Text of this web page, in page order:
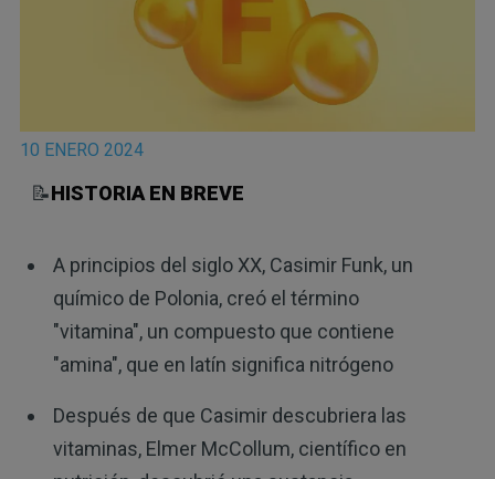
10 ENERO 2024
📝HISTORIA EN BREVE
A principios del siglo XX, Casimir Funk, un
químico de Polonia, creó el término
"vitamina", un compuesto que contiene
"amina", que en latín significa nitrógeno
Después de que Casimir descubriera las
vitaminas, Elmer McCollum, científico en